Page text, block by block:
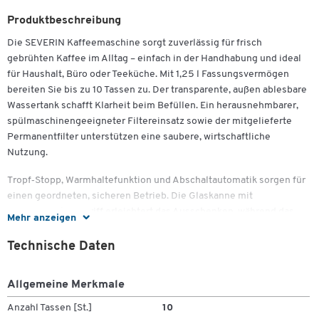
Mehr anzeigen
Produktbeschreibung
Die SEVERIN Kaffeemaschine sorgt zuverlässig für frisch
gebrühten Kaffee im Alltag – einfach in der Handhabung und ideal
für Haushalt, Büro oder Teeküche. Mit 1,25 l Fassungsvermögen
bereiten Sie bis zu 10 Tassen zu. Der transparente, außen ablesbare
Wassertank schafft Klarheit beim Befüllen. Ein herausnehmbarer,
spülmaschinengeeigneter Filtereinsatz sowie der mitgelieferte
Permanentfilter unterstützen eine saubere, wirtschaftliche
Nutzung.
Tropf‑Stopp, Warmhaltefunktion und Abschaltautomatik sorgen für
einen geordneten, sicheren Betrieb. Die Glaskanne mit
ergonomischem Griff erleichtert das Ausschenken, während das
Umgebungen passt. Mit 900 W Leistung, 0,8 m Kabellänge und
Wichtige Details
Technische Daten
Allgemeine Merkmale
Anzahl Tassen [St.] 10
Zum Zoomen doppeltippen